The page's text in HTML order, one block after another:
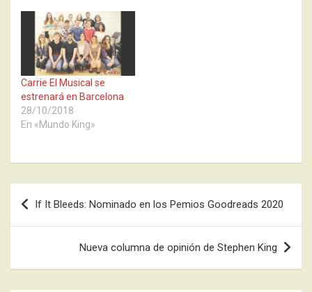
Carrie El Musical se
estrenará en Barcelona
28/10/2018
En «Mundo King»
Navegación
de
entradas
If It Bleeds: Nominado en los Pemios Goodreads 2020
Nueva columna de opinión de Stephen King